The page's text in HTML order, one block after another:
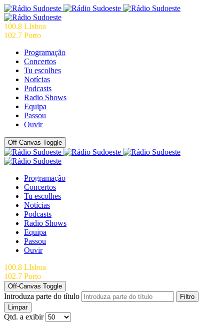
100.8 LIsboa
102.7 Porto
Programação
Concertos
Tu escolhes
Notícias
Podcasts
Radio Shows
Equipa
Passou
Ouvir
Off-Canvas Toggle
Programação
Concertos
Tu escolhes
Notícias
Podcasts
Radio Shows
Equipa
Passou
Ouvir
100.8 LIsboa
102.7 Porto
Off-Canvas Toggle
Introduza parte do título
Filtro
Limpar
Qtd. a exibir